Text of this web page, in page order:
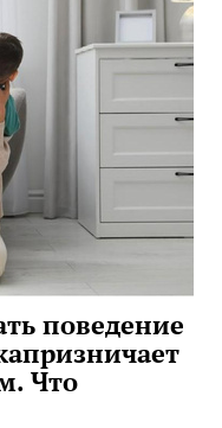
поведение
Что